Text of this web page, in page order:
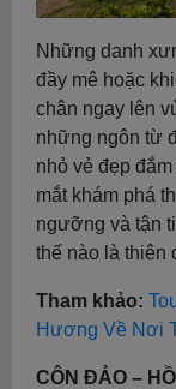
Những danh
đầy mê hoặc
chân ngay lên
những ngôn từ
nhỏ vẻ đẹp
mắt khám phá
ngưỡng và tận
thế nào là
Tham khảo:
Hương Về Nơi
CÔN ĐẢO –